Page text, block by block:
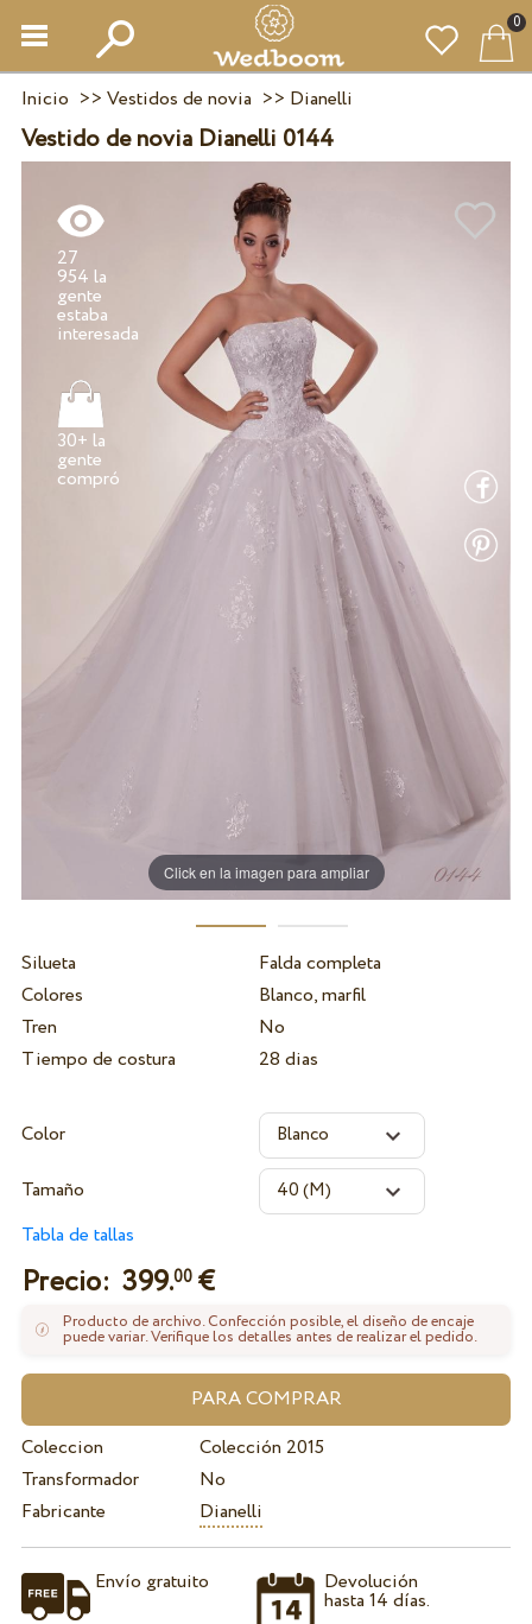
0
Inicio >> Vestidos de novia >> Dianelli
Vestido de novia Dianelli 0144
Click en la imagen para ampliar
27
954 la
gente
estaba
30+ la
gente
Silueta
Falda completa
Colores
Blanco, marfil
Tren
No
Tiempo de costura
28 dias
Color
Tamaño
Tabla de tallas
Precio: 399.00€
Producto de archivo. Confección posible, el diseño de encaje
puede variar. Verifique los detalles antes de realizar el pedido.
Coleccion
Colección 2015
Transformador
No
Fabricante
Dianelli
Envío gratuito Devolución
hasta 14 días.